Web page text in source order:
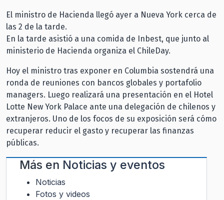
El ministro de Hacienda llegó ayer a Nueva York cerca de
las 2 de la tarde.
En la tarde asistió a una comida de Inbest, que junto al
ministerio de Hacienda organiza el ChileDay.
Hoy el ministro tras exponer en Columbia sostendrá una
ronda de reuniones con bancos globales y portafolio
managers. Luego realizará una presentación en el Hotel
Lotte New York Palace ante una delegación de chilenos y
extranjeros. Uno de los focos de su exposición será cómo
recuperar reducir el gasto y recuperar las finanzas
públicas.
Más en Noticias y eventos
Noticias
Fotos y videos